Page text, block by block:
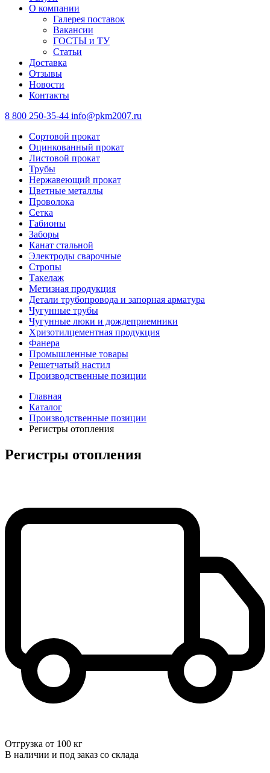
О компании
Галерея поставок
Вакансии
ГОСТЫ и ТУ
Статьи
Доставка
Отзывы
Новости
Контакты
8 800 250-35-44 info@pkm2007.ru
Сортовой прокат
Оцинкованный прокат
Листовой прокат
Трубы
Нержавеющий прокат
Цветные металлы
Проволока
Сетка
Габионы
Заборы
Канат стальной
Электроды сварочные
Стропы
Такелаж
Метизная продукция
Детали трубопровода и запорная арматура
Чугунные трубы
Чугунные люки и дождеприемники
Хризотилцементная продукция
Фанера
Промышленные товары
Решетчатый настил
Производственные позиции
Главная
Каталог
Производственные позиции
Регистры отопления
Регистры отопления
Отгрузка от 100 кг
В наличии и под заказ со склада